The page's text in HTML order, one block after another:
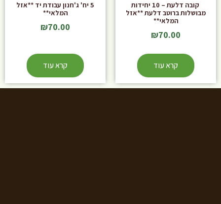
קובה דלעת – 10 יחידות
מבושלות ברוטב דלעת **אזל
המלאי**
₪70.00
קרא עוד
5 יח' ג'חנון עבודת יד **אזל
המלאי**
₪70.00
קרא עוד